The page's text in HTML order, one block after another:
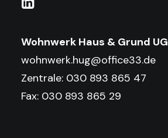
Wohnwerk Haus & Grund UG
wohnwerk.hug@office33.de
Zentrale: 030 893 865 47
Fax: 030 893 865 29